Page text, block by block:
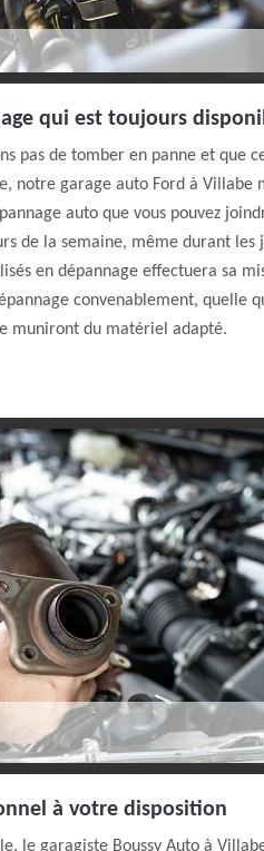
qui est toujours
pas de tomber en panne et que
notre garage auto Ford à Villabe
auto que vous pouvez
de la semaine, même durant les
en dépannage effectuera sa
convenablement, quelle
muniront du matériel adapté.
à votre disposition
le garagiste Boussy Auto à